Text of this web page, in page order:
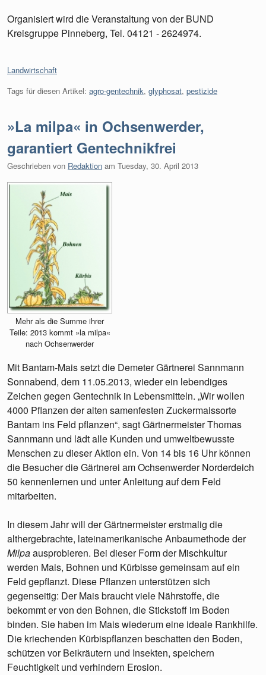
Organisiert wird die Veranstaltung von der BUND
Kreisgruppe Pinneberg, Tel. 04121 - 2624974.
Kategorien:
Landwirtschaft
Tags für diesen Artikel: agro-gentechnik, glyphosat, pestizide
»La milpa« in Ochsenwerder,
garantiert Gentechnikfrei
Geschrieben von Redaktion am Tuesday, 30. April 2013
Mehr als die Summe ihrer
Teile: 2013 kommt »la milpa«
nach Ochsenwerder
Mit Bantam-Mais setzt die Demeter Gärtnerei Sannmann
Sonnabend, dem 11.05.2013, wieder ein lebendiges
Zeichen gegen Gentechnik in Lebensmitteln. „Wir wollen
4000 Pflanzen der alten samenfesten Zuckermaissorte
Bantam ins Feld pflanzen“, sagt Gärtnermeister Thomas
Sannmann und lädt alle Kunden und umweltbewusste
Menschen zu dieser Aktion ein. Von 14 bis 16 Uhr können
die Besucher die Gärtnerei am Ochsenwerder Norderdeich
50 kennenlernen und unter Anleitung auf dem Feld
mitarbeiten.
In diesem Jahr will der Gärtnermeister erstmalig die
althergebrachte, lateinamerikanische Anbaumethode der
Milpaausprobieren. Bei dieser Form der Mischkultur
werden Mais, Bohnen und Kürbisse gemeinsam auf ein
Feld gepflanzt. Diese Pflanzen unterstützen sich
gegenseitig: Der Mais braucht viele Nährstoffe, die
bekommt er von den Bohnen, die Stickstoff im Boden
binden. Sie haben im Mais wiederum eine ideale Rankhilfe.
Die kriechenden Kürbispflanzen beschatten den Boden,
schützen vor Beikräutern und Insekten, speichern
Feuchtigkeit und verhindern Erosion.